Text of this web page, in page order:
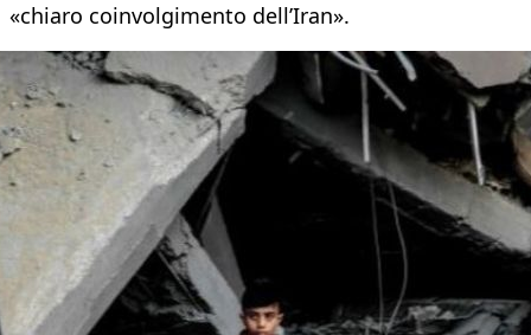
«chiaro coinvolgimento dell’Iran».